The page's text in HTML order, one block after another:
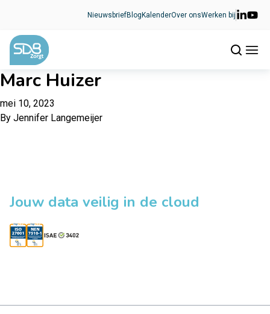
NieuwsbriefBlog KalenderOver onsWerken bij
Marc Huizer
mei 10, 2023
By Jennifer Langemeijer
Jouw data veilig in de cloud